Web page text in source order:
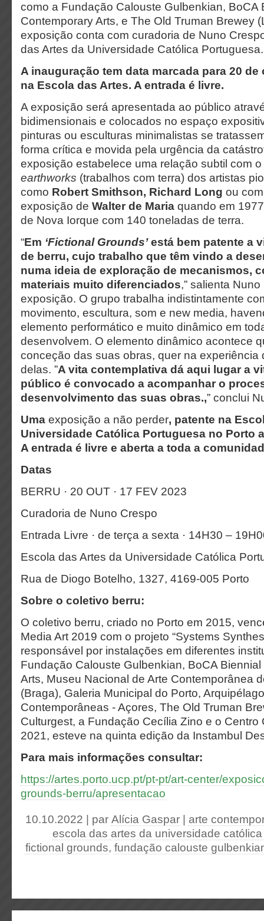
como a Fundação Calouste Gulbenkian, BoCA
Contemporary Arts, e The Old Truman Brewey
exposição conta com curadoria de Nuno
das Artes da Universidade Católica Portuguesa.
A inauguração tem data marcada para 20 de
na Escola das Artes. A entrada é livre.
A exposição será apresentada ao público
bidimensionais e colocados no espaço
pinturas ou esculturas minimalistas se
forma crítica e movida pela urgência da
exposição estabelece uma relação subtil com
earthworks (trabalhos com terra) dos artistas
como Robert Smithson, Richard Long ou
exposição de Walter de Maria quando em
de Nova Iorque com 140 toneladas de terra.
“Em ‘Fictional Grounds’está bem patente a
de berru, cujo trabalho que têm vindo a
numa ideia de exploração de mecanismos,
materiais muito diferenciados,” salienta
exposição. O grupo trabalha indistintamente
movimento, escultura, som e new media,
elemento performático e muito dinâmico em
desenvolvem. O elemento dinâmico acontece
conceção das suas obras, quer na experiência
delas. ”A vita contemplativa dá aqui lugar a
público é convocado a acompanhar o
desenvolvimento das suas obras.,” conclui
Uma exposição a não perder, patente na
Universidade Católica Portuguesa no Porto
A entrada é livre e aberta a toda a
Datas
BERRU · 20 OUT · 17 FEV 2023
Curadoria de Nuno Crespo
Entrada Livre · de terça a sexta · 14H30 –
Escola das Artes da Universidade Católica
Rua de Diogo Botelho, 1327, 4169-005 Porto
Sobre o coletivo berru:
O coletivo berru, criado no Porto em 2015,
Media Art 2019 com o projeto “Systems
responsável por instalações em diferentes
Fundação Calouste Gulbenkian, BoCA
Arts, Museu Nacional de Arte Contemporânea
(Braga), Galeria Municipal do Porto,
Contemporâneas - Açores, The Old Truman
Culturgest, a Fundação Cecília Zino e o Centro
2021, esteve na quinta edição da Instambul
Para mais informações consultar:
https://artes.porto.ucp.pt/pt-pt/art-center/
grounds-berru/apresentacao
10.10.2022 | par Alícia Gaspar
arte
escola das artes da universidade
fictional grounds, fundação calouste